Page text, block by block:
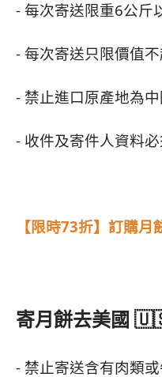
- 每次寄送限重6公斤
- 每次寄送只限價值
- 禁止進口原產地為
- 收件及寄件人資料
【限時73折】訂購月
寄月餅去美國
- 禁止寄送含有肉類